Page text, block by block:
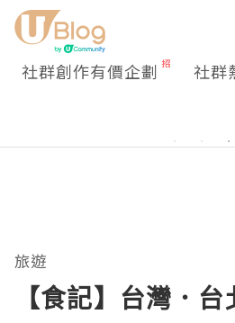
社群創作有價企劃 社群
旅遊
【食記】台灣．